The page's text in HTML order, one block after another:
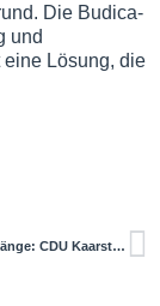
Die Budica-
und
Lösung, die
Stadtteilspaziergänge: CDU Kaarst hört hin – und bleibt dran